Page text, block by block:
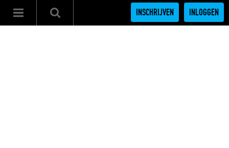
INSCHRIJVEN INLOGGEN